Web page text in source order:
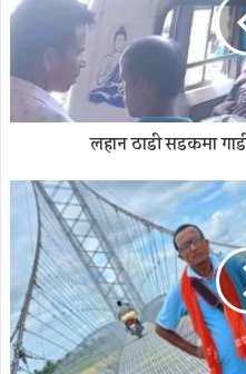
लहान ठाडी सडकमा